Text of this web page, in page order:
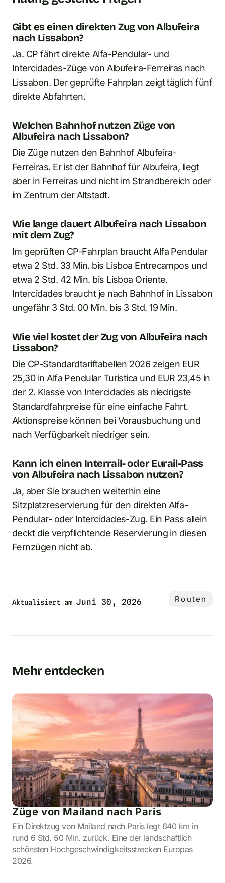
Gibt es einen direkten Zug von Albufeira
nach Lissabon?
Ja. CP fährt direkte Alfa-Pendular- und
Intercidades-Züge von Albufeira-Ferreiras nach
Lissabon. Der geprüfte Fahrplan zeigt täglich fünf
direkte Abfahrten.
Welchen Bahnhof nutzen Züge von
Albufeira nach Lissabon?
Die Züge nutzen den Bahnhof Albufeira-
Ferreiras. Er ist der Bahnhof für Albufeira, liegt
aber in Ferreiras und nicht im Strandbereich oder
im Zentrum der Altstadt.
Wie lange dauert Albufeira nach Lissabon
mit dem Zug?
Im geprüften CP-Fahrplan braucht Alfa Pendular
etwa 2 Std. 33 Min. bis Lisboa Entrecampos und
etwa 2 Std. 42 Min. bis Lisboa Oriente.
Intercidades braucht je nach Bahnhof in Lissabon
ungefähr 3 Std. 00 Min. bis 3 Std. 19 Min.
Wie viel kostet der Zug von Albufeira nach
Lissabon?
Die CP-Standardtariftabellen 2026 zeigen EUR
25,30 in Alfa Pendular Turistica und EUR 23,45 in
der 2. Klasse von Intercidades als niedrigste
Standardfahrpreise für eine einfache Fahrt.
Aktionspreise können bei Vorausbuchung und
nach Verfügbarkeit niedriger sein.
Kann ich einen Interrail- oder Eurail-Pass
von Albufeira nach Lissabon nutzen?
Ja, aber Sie brauchen weiterhin eine
Sitzplatzreservierung für den direkten Alfa-
Pendular- oder Intercidades-Zug. Ein Pass allein
deckt die verpflichtende Reservierung in diesen
Fernzügen nicht ab.
Aktualisiert am Juni 30, 2026 Routen
Mehr entdecken
Züge von Mailand nach Paris
Ein Direktzug von Mailand nach Paris legt 640 km in
rund 6 Std. 50 Min. zurück. Eine der landschaftlich
schönsten Hochgeschwindigkeitsstrecken Europas
2026.